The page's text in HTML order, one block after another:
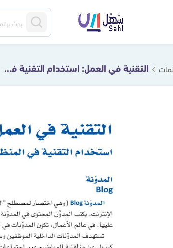
التقنية في العمل: استخدام التقنية في المنظمة